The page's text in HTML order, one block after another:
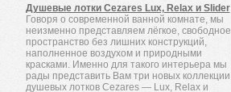
Душевые лотки Cezares Lux, Relax и Slider
Говоря о современной ванной комнате, мы
неизменно представляем лёгкое, свободное
пространство без лишних конструкций,
наполненное воздухом и природными
красками. Именно для такого интерьера мы
рады представить Вам три новых коллекции
душевых лотков Cezares — Lux, Relax и